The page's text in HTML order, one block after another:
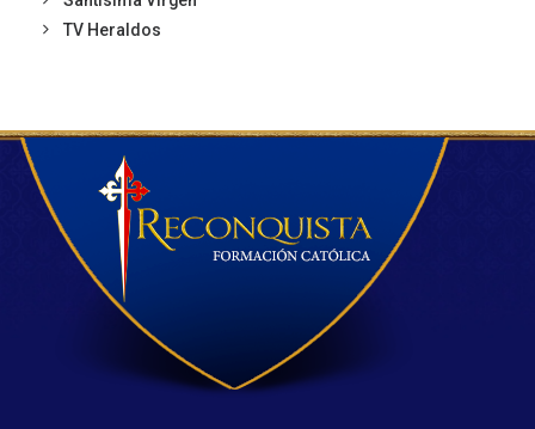
TV Heraldos